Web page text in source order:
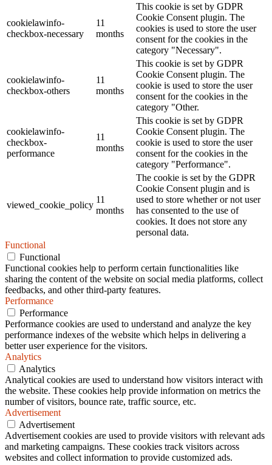
cookielawinfo-
checkbox-necessary
11
months
This cookie is set by GDPR
Cookie Consent plugin. The
cookies is used to store the user
consent for the cookies in the
category "Necessary".
cookielawinfo-
checkbox-others
11
months
This cookie is set by GDPR
Cookie Consent plugin. The
cookie is used to store the user
consent for the cookies in the
category "Other.
cookielawinfo-
checkbox-
performance
11
months
This cookie is set by GDPR
Cookie Consent plugin. The
cookie is used to store the user
consent for the cookies in the
category "Performance".
viewed_cookie_policy
11
months
The cookie is set by the GDPR
Cookie Consent plugin and is
used to store whether or not user
has consented to the use of
cookies. It does not store any
personal data.
Functional
Functional
Functional cookies help to perform certain functionalities like
sharing the content of the website on social media platforms, collect
feedbacks, and other third-party features.
Performance
Performance
Performance cookies are used to understand and analyze the key
performance indexes of the website which helps in delivering a
better user experience for the visitors.
Analytics
Analytics
Analytical cookies are used to understand how visitors interact with
the website. These cookies help provide information on metrics the
number of visitors, bounce rate, traffic source, etc.
Advertisement
Advertisement
Advertisement cookies are used to provide visitors with relevant ads
and marketing campaigns. These cookies track visitors across
websites and collect information to provide customized ads.